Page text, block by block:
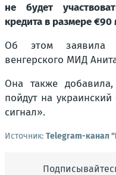
не будет
кредита в размере €90
Об этом заявила
венгерского МИД
Она также
пойдут на
сигнал».
Источник: Telegram-канал